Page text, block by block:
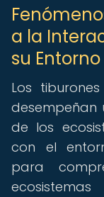
a la
su Entorno
Los
desempeñan
de los
con el
para